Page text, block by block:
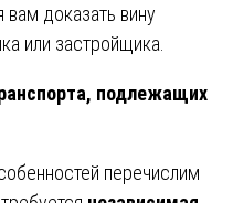
вам доказать вину
или застройщика.
подлежащих
перечислим